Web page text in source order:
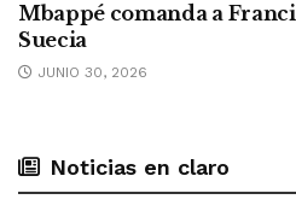
Mbappé comanda a
Suecia
JUNIO 30, 2026
Noticias en claro